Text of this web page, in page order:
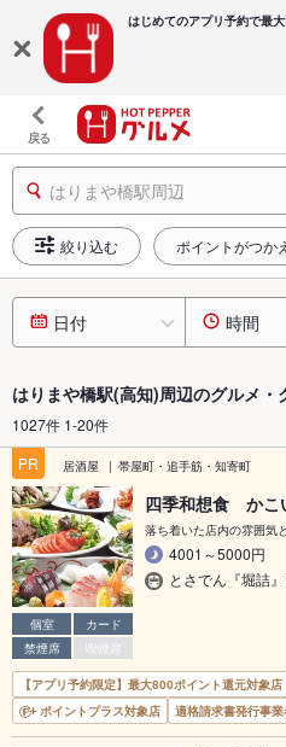
はじめてのアプリ予約で最大
戻る
はりまや橋駅周辺
絞り込む ポイントがつか
日付 時間
はりまや橋駅(高知)周辺のグルメ・
1027件 1-20件
PR
居酒屋 帯屋町・追手筋・知寄町
個室
カード
禁煙席
喫煙席
四季和想食 かこ
落ち着いた店内の雰囲気
4001～5000円
とさでん『堀詰
【アプリ予約限定】最大800ポイント還元対象店
ポイントプラス対象店
適格請求書発行事